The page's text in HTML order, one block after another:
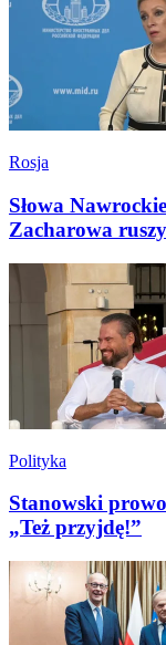
Rosja
Słowa
Zacharowa
Polityka
Stanowski
„Też przyjdę!”